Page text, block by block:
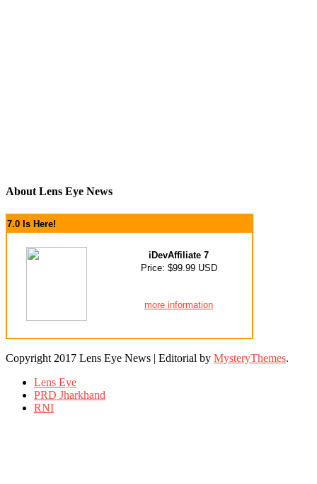
About Lens Eye News
7.0 Is Here!
iDevAffiliate 7
Price: $99.99 USD
more information
Copyright 2017 Lens Eye News | Editorial by MysteryThemes.
Lens Eye
PRD Jharkhand
RNI